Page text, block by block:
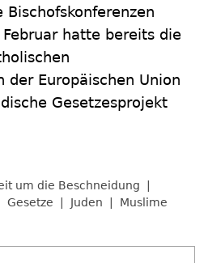
hatte bereits die
der Europäischen Union
Gesetzesprojekt
um die Beschneidung
Gesetze Juden
Muslime